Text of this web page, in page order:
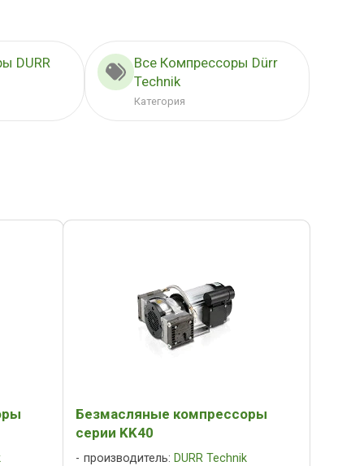
DURR
Все Компрессоры Dürr
Technik
Категория
Безмасляные компрессоры
серии KK40
производитель: DURR Technik